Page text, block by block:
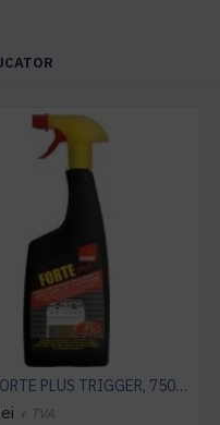
SANO FORTE PLUS TRIGGER, 750ml, detergent arsuri, grasimi
+ TVA